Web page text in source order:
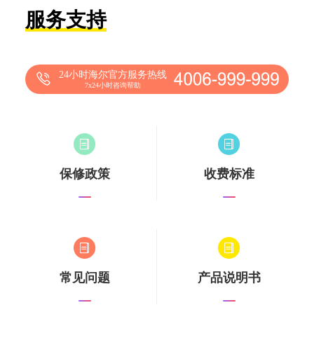
服务支持
24小时海尔官方服务热线
7x24小时咨询帮助
保修政策 收费标准
常见问题 产品说明书